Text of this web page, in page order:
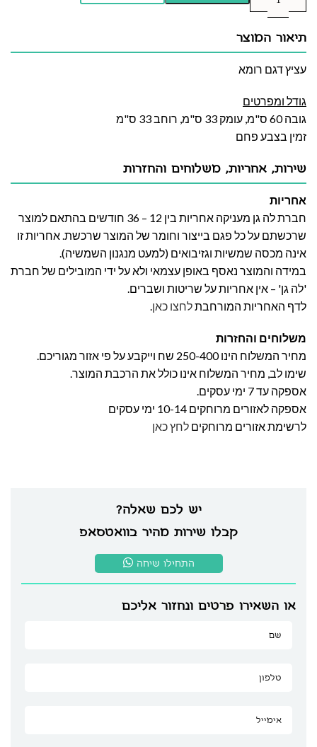
תיאור המוצר
עציץ דגם רומא
גודל ומפרטים
גובה 60 ס"מ, עומק 33 ס"מ, רוחב 33 ס"מ
זמין בצבע פחם
יש לכם שאלה?
קבלו שירות מהיר בוואטסאפ
התחילו שיחה
או השאירו פרטים ונחזור אליכם
שירות, אחריות, משלוחים והחזרות
אחריות
חברת לה גן מעניקה אחריות בין 12 – 36 חודשים בהתאם למוצר
שרכשתם על כל פגם בייצור וחומר של המוצר שרכשת. אחריות זו
אינה מכסה שמשיות וגזיבואים (למעט מנגנון השמשיה).
במידה והמוצר נאסף באופן עצמאי ולא על ידי המובילים של חברת
'לה גן' – אין אחריות על שריטות ושברים.
לדף האחריות המורחבתלחצו כאן.
משלוחים והחזרות
מחיר המשלוח הינו 250-400 שח וייקבע על פי אזור מגוריכם.
שימו לב, מחיר המשלוח אינו כולל את הרכבת המוצר.
אספקה עד 7 ימי עסקים.
אספקה לאזורים מרוחקים 10-14 ימי עסקים
לרשימת אזורים מרוחקים לחץ כאן